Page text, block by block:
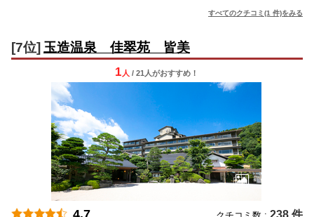
すべてのクチコミ(1 件)をみる
[7位] 玉造温泉 佳翠苑 皆美
1 人 / 21人がおすすめ！
4.7 238 件